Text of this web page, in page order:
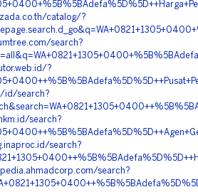
catalog/?
search?
?
id/search?
search?
search?
search?